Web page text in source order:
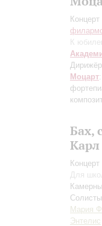
К
Моцарт
Бах,
Для
Мария
Энтелис